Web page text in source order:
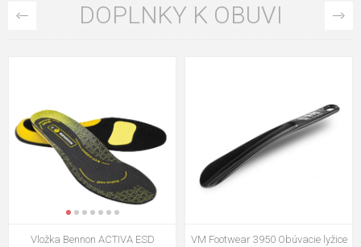
DOPLNKY K OBUVI
Vložka Bennon ACTIVA ESD
VM Footwear 3950 Obúvacie lyžice